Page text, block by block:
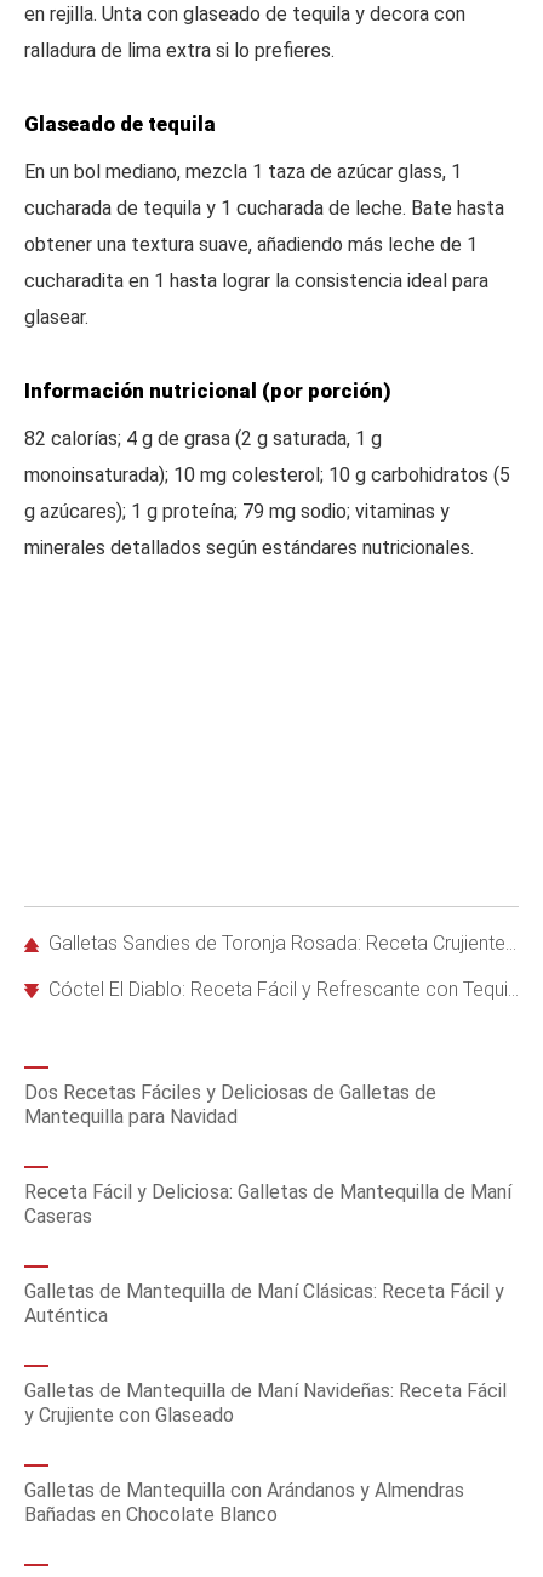
en rejilla. Unta con glaseado de tequila y decora con
ralladura de lima extra si lo prefieres.
Glaseado de tequila
En un bol mediano, mezcla 1 taza de azúcar glass, 1
cucharada de tequila y 1 cucharada de leche. Bate hasta
obtener una textura suave, añadiendo más leche de 1
cucharadita en 1 hasta lograr la consistencia ideal para
glasear.
Información nutricional (por porción)
82 calorías; 4 g de grasa (2 g saturada, 1 g
monoinsaturada); 10 mg colesterol; 10 g carbohidratos (5
g azúcares); 1 g proteína; 79 mg sodio; vitaminas y
minerales detallados según estándares nutricionales.
Galletas Sandies de Toronja Rosada: Receta Crujiente y Agridulce
Cóctel El Diablo: Receta Fácil y Refrescante con Tequila
Dos Recetas Fáciles y Deliciosas de Galletas de
Mantequilla para Navidad
Receta Fácil y Deliciosa: Galletas de Mantequilla de Maní
Caseras
Galletas de Mantequilla de Maní Clásicas: Receta Fácil y
Auténtica
Galletas de Mantequilla de Maní Navideñas: Receta Fácil
y Crujiente con Glaseado
Galletas de Mantequilla con Arándanos y Almendras
Bañadas en Chocolate Blanco